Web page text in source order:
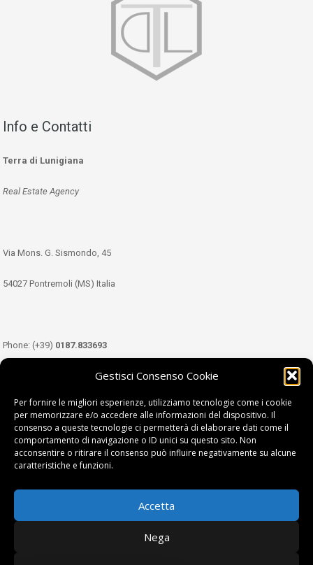
Gestisci Consenso Cookie
Per fornire le migliori esperienze, utilizziamo tecnologie come i cookie
per memorizzare e/o accedere alle informazioni del dispositivo. Il
consenso a queste tecnologie ci permetterà di elaborare dati come il
comportamento di navigazione o ID unici su questo sito. Non
acconsentire o ritirare il consenso può influire negativamente su alcune
caratteristiche e funzioni.
Accetta
Nega
Info e Contatti
Terra di Lunigiana
Real Estate Agency
Via Mons. G. Sismondo, 45
54027 Pontremoli (MS) Italia
Phone: (+39) 0187.833693
349.3489333
Email:info@tdl.it
Terra di Lunigiana © di Filippi William - P.Iva 01374450458